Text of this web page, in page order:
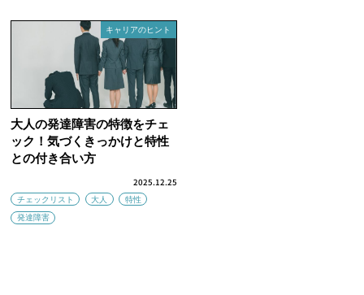
キャリアのヒント
大人の発達障害の特徴をチェ
ック！気づくきっかけと特性
との付き合い方
2025.12.25
チェックリスト
大人
特性
発達障害